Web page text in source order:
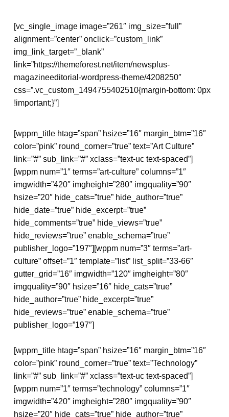
[vc_single_image image=”261″ img_size=”full”
alignment=”center” onclick=”custom_link”
img_link_target=”_blank”
link=”https://themeforest.net/item/newsplus-
magazineeditorial-wordpress-theme/4208250″
css=”.vc_custom_1494755402510{margin-bottom: 0px
!important;}”]
[wppm_title htag=”span” hsize=”16″ margin_btm=”16″
color=”pink” round_corner=”true” text=”Art Culture”
link=”#” sub_link=”#” xclass=”text-uc text-spaced”]
[wppm num=”1″ terms=”art-culture” columns=”1″
imgwidth=”420″ imgheight=”280″ imgquality=”90″
hsize=”20″ hide_cats=”true” hide_author=”true”
hide_date=”true” hide_excerpt=”true”
hide_comments=”true” hide_views=”true”
hide_reviews=”true” enable_schema=”true”
publisher_logo=”197″][wppm num=”3″ terms=”art-
culture” offset=”1″ template=”list” list_split=”33-66″
gutter_grid=”16″ imgwidth=”120″ imgheight=”80″
imgquality=”90″ hsize=”16″ hide_cats=”true”
hide_author=”true” hide_excerpt=”true”
hide_reviews=”true” enable_schema=”true”
publisher_logo=”197″]
[wppm_title htag=”span” hsize=”16″ margin_btm=”16″
color=”pink” round_corner=”true” text=”Technology”
link=”#” sub_link=”#” xclass=”text-uc text-spaced”]
[wppm num=”1″ terms=”technology” columns=”1″
imgwidth=”420″ imgheight=”280″ imgquality=”90″
hsize=”20″ hide_cats=”true” hide_author=”true”